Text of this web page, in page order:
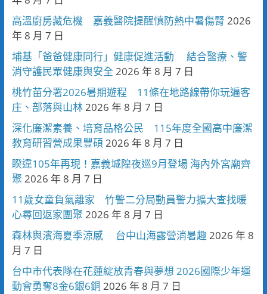
高溫廚房藏危機 嘉義醫院提醒慎防熱中暑傷腎 2026
年 8 月 7 日
埔基「爸爸健康同行」健康促進活動 結合醫療、警
消守護民眾健康與安全 2026 年 8 月 7 日
桃竹苗分署2026暑期遊程 11條在地路線帶你玩遍客
庄、部落與山林2026 年 8 月 7 日
深化廉潔素養、培育品格公民 115年度全國高中廉潔
教育研習營成果豐碩 2026 年 8 月 7 日
睽違105年再現！嘉義城隍夜巡9月登場 海內外宮廟齊
聚 2026 年 8 月 7 日
11歲女童負氣離家 竹警二分局動員警力擴大查找暖
心尋回返家團聚 2026 年 8 月 7 日
森林與濱海夏季涼感 台中山海露營消暑趣2026 年 8
月 7 日
台中市代表隊在花蓮綻放青春與夢想 2026國際少年運
動會勇奪8金6銀6銅 2026 年 8 月 7 日